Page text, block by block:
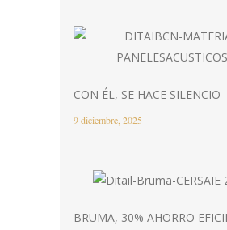
CON ÉL, SE HACE SILENCIO
9 diciembre, 2025
BRUMA, 30% AHORRO